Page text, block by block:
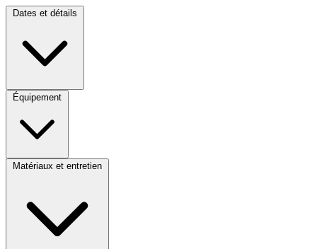
Dates et détails
Équipement
Matériaux et entretien